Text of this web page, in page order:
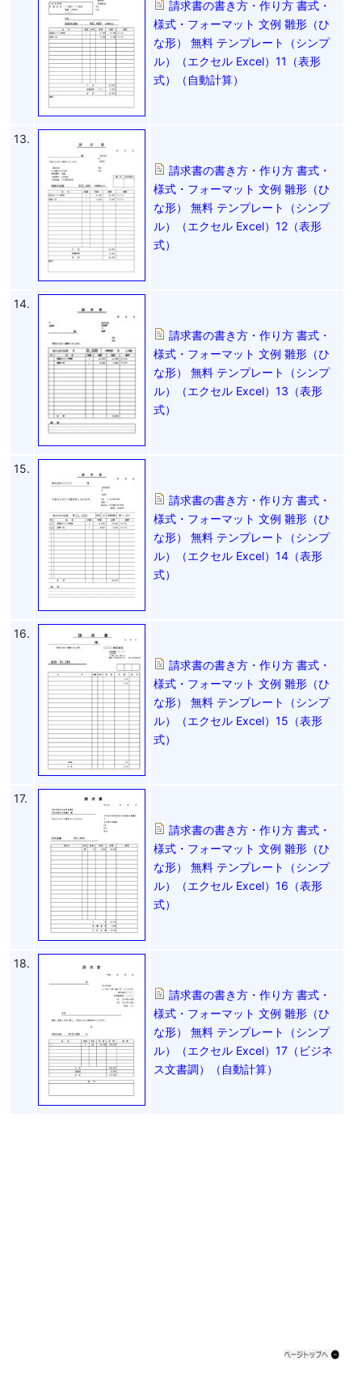
請求書の書き方・作り方 書式・
様式・フォーマット 文例 雛形（ひ
な形） 無料 テンプレート（シンプ
ル）（エクセル Excel）11（表形
式）（自動計算）
13.
請求書の書き方・作り方 書式・
様式・フォーマット 文例 雛形（ひ
な形） 無料 テンプレート（シンプ
ル）（エクセル Excel）12（表形
式）
14.
請求書の書き方・作り方 書式・
様式・フォーマット 文例 雛形（ひ
な形） 無料 テンプレート（シンプ
ル）（エクセル Excel）13（表形
式）
15.
請求書の書き方・作り方 書式・
様式・フォーマット 文例 雛形（ひ
な形） 無料 テンプレート（シンプ
ル）（エクセル Excel）14（表形
式）
16.
請求書の書き方・作り方 書式・
様式・フォーマット 文例 雛形（ひ
な形） 無料 テンプレート（シンプ
ル）（エクセル Excel）15（表形
式）
17.
請求書の書き方・作り方 書式・
様式・フォーマット 文例 雛形（ひ
な形） 無料 テンプレート（シンプ
ル）（エクセル Excel）16（表形
式）
18.
請求書の書き方・作り方 書式・
様式・フォーマット 文例 雛形（ひ
な形） 無料 テンプレート（シンプ
ル）（エクセル Excel）17（ビジネ
ス文書調）（自動計算）